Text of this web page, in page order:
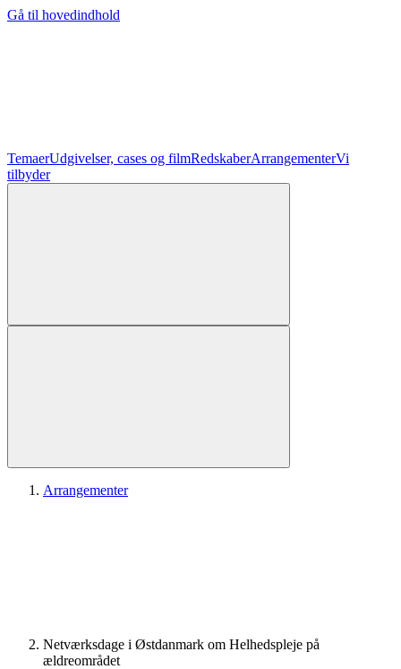
Gå til hovedindhold
TemaerUdgivelser, cases og filmRedskaberArrangementerVi
tilbyder
Arrangementer
Netværksdage i Østdanmark om Helhedspleje på
ældreområdet